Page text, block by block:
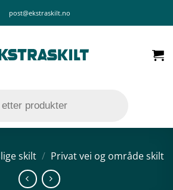
post@ekstraskilt.no
skilt / Privat vei og område skilt